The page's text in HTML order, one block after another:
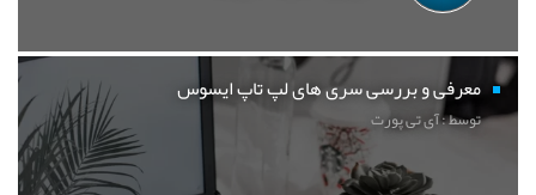
معرفی و بررسی سری های لپ تاپ ایسوس
توسط : آی تی پورت